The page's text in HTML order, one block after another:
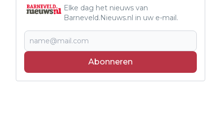
Elke dag het nieuws van
Barneveld.Nieuws.nl in uw e-mail.
Abonneren